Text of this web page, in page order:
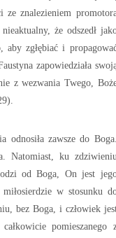
ze znalezieniem
że odszedł
zgłębiać i
zapowiedziała
z wezwania Twego,
odnosiła zawsze do Boga.
Natomiast, ku
od Boga, On jest
w stosunku
bez Boga, i człowiek
całkowicie pomieszanego